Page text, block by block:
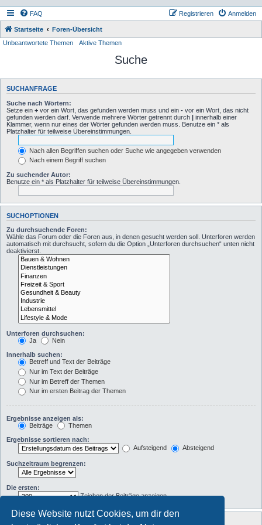
Diese Website nutzt Cookies, um dir den
FAQ Anmelden
Registrieren
Startseite
Foren-Übersicht
Unbeantwortete Themen
Aktive Themen
Suche
SUCHANFRAGE
Suche nach Wörtern:
Setze ein + vor ein Wort, das gefunden werden muss und ein - vor ein Wort, das nicht
gefunden werden darf. Verwende mehrere Wörter getrennt durch | innerhalb einer
Klammer, wenn nur eines der Wörter gefunden werden muss. Benutze ein * als
Platzhalter für teilweise Übereinstimmungen.
Nach allen Begriffen suchen oder Suche wie angegeben verwenden
Nach einem Begriff suchen
Zu suchender Autor:
Benutze ein * als Platzhalter für teilweise Übereinstimmungen.
SUCHOPTIONEN
Zu durchsuchende Foren:
Wähle das Forum oder die Foren aus, in denen gesucht werden soll. Unterforen werden
automatisch mit durchsucht, sofern du die Option „Unterforen durchsuchen“ unten nicht
deaktivierst.
Unterforen durchsuchen:
Ja
Nein
Innerhalb suchen:
Betreff und Text der Beiträge
Nur im Text der Beiträge
Nur im Betreff der Themen
Nur im ersten Beitrag der Themen
Ergebnisse anzeigen als:
Beiträge
Themen
Ergebnisse sortieren nach:
Aufsteigend
Absteigend
Suchzeitraum begrenzen:
Die ersten:
Zeichen der Beiträge anzeigen